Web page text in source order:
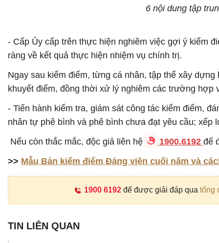
6 nội dung tập
- Cấp Ủy cấp trên thực hiện nghiêm việc gợi ý kiểm
ràng về kết quả thực hiện nhiệm vụ chính trị.
Ngay sau kiểm điểm, từng cá nhân, tập thể xây
khuyết điểm, đồng thời xử lý nghiêm các trường hợp
- Tiến hành kiểm tra, giám sát công tác kiểm điểm,
nhân tự phê bình và phê bình chưa đạt yêu cầu; xếp
Nếu còn thắc mắc, độc giả liên hệ
1900.6192 để
>> Mẫu Bản kiểm điểm Đảng viên cuối năm và
1900 6192để được giải đáp qua tổng
TIN LIÊN QUAN